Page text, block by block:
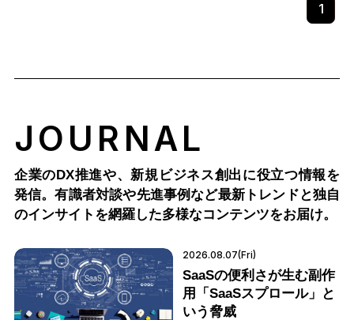
1
JOURNAL
企業のDX推進や、新規ビジネス創出に役立つ情報を
発信。有識者対談や先進事例など最新トレンドと独自
のインサイトを網羅した多様なコンテンツをお届け。
2026.08.07(Fri)
SaaSの便利さが生む副作
用「SaaSスプロール」と
いう脅威